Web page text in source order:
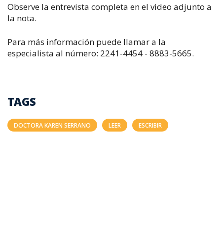
Observe la entrevista completa en el video adjunto a
la nota.
Para más información puede llamar a la
especialista al número: 2241-4454 - 8883-5665.
TAGS
DOCTORA KAREN SERRANO LEER ESCRIBIR